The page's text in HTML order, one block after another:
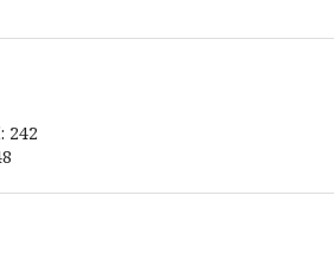
242